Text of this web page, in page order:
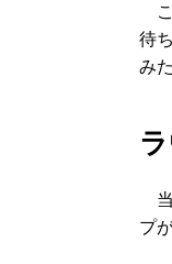
こ
待
み
当
プ